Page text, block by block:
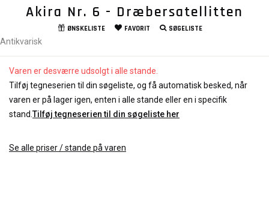
Akira Nr. 6 - Dræbersatellitten
ØNSKELISTE FAVORIT SØGELISTE
Antikvarisk
Varen er desværre udsolgt i alle stande.
Tilføj tegneserien til din søgeliste, og få automatisk besked, når
varen er på lager igen, enten i alle stande eller en i specifik
stand. Tilføj tegneserien til din søgeliste her
Se alle priser / stande på varen